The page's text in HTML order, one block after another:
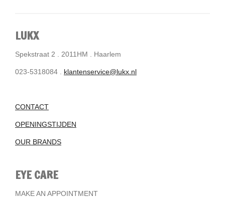
LUKX
Spekstraat 2 . 2011HM . Haarlem
023-5318084 . klantenservice@lukx.nl
CONTACT
OPENINGSTIJDEN
OUR BRANDS
EYE CARE
MAKE AN APPOINTMENT